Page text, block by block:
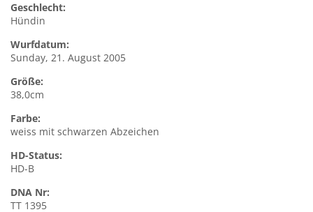
Geschlecht:
Hündin
Wurfdatum:
Sunday, 21. August 2005
Größe:
38,0cm
Farbe:
weiss mit schwarzen Abzeichen
HD-Status:
HD-B
DNA Nr:
TT 1395